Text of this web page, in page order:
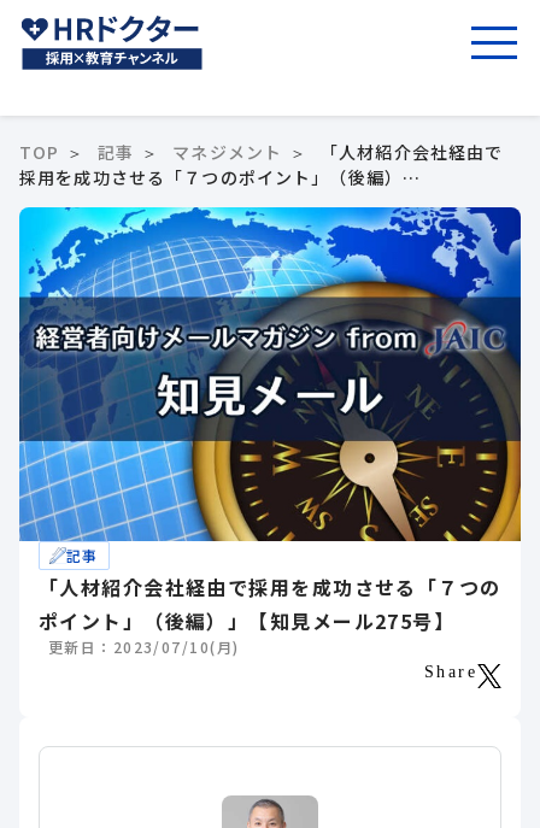
TOP 記事 マネジメント
「人材紹介会社経由で
採用を成功させる「７つのポイント」（後編）…
記事
「人材紹介会社経由で採用を成功させる「７つの
ポイント」（後編）」【知見メール275号】
更新日：2023/07/10(月)
Share